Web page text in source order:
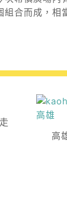
合而成，相
高